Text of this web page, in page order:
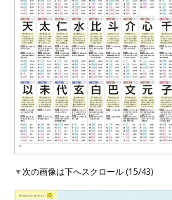
▼次の画像は下へスクロール (15/43)